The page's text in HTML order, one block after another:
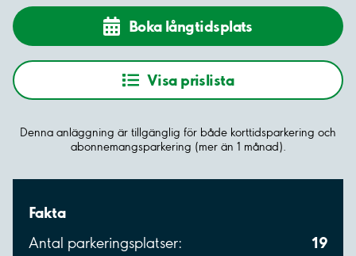
Boka långtidsplats
Visa prislista
Denna anläggning är tillgänglig för både korttidsparkering och
abonnemangsparkering (mer än 1 månad).
Fakta
Antal parkeringsplatser: 19